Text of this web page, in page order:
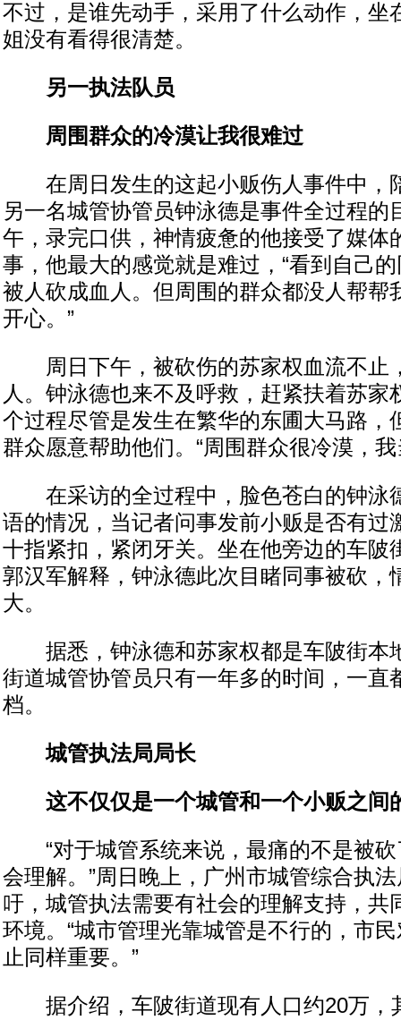
不过，是谁先动手，采用了什么动作，坐
姐没有看得很清楚。
另一执法队员
周围群众的冷漠让我很难过
在周日发生的这起小贩伤人事件中，
另一名城管协管员钟泳德是事件全过程的
午，录完口供，神情疲惫的他接受了媒体
事，他最大的感觉就是难过，“看到自己
被人砍成血人。但周围的群众都没人帮帮
开心。”
周日下午，被砍伤的苏家权血流不止
人。钟泳德也来不及呼救，赶紧扶着苏家
个过程尽管是发生在繁华的东圃大马路，
群众愿意帮助他们。“周围群众很冷漠，
在采访的全过程中，脸色苍白的钟泳
语的情况，当记者问事发前小贩是否有过
十指紧扣，紧闭牙关。坐在他旁边的车陂
郭汉军解释，钟泳德此次目睹同事被砍，
大。
据悉，钟泳德和苏家权都是车陂街本
街道城管协管员只有一年多的时间，一直
档。
城管执法局局长
这不仅仅是一个城管和一个小贩之间
“对于城管系统来说，最痛的不是被砍
会理解。”周日晚上，广州市城管综合执
吁，城管执法需要有社会的理解支持，共
环境。“城市管理光靠城管是不行的，市
止同样重要。”
据介绍，车陂街道现有人口约20万，